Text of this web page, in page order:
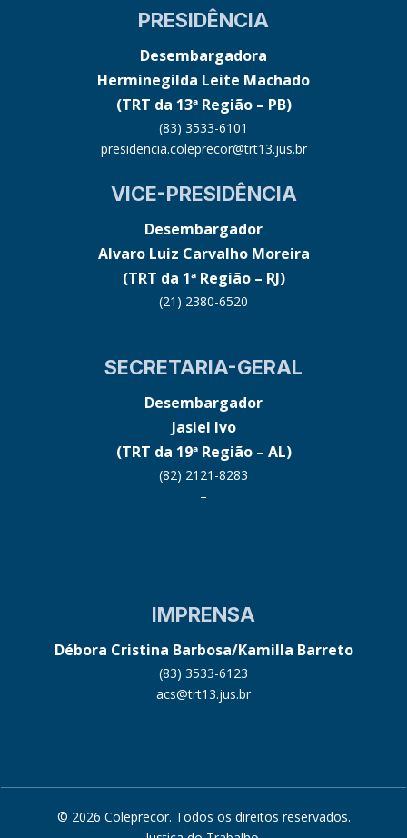
PRESIDÊNCIA
Desembargadora
Herminegilda Leite Machado
(TRT da 13ª Região – PB)
(83) 3533-6101
presidencia.coleprecor@trt13.jus.br
VICE-PRESIDÊNCIA
Desembargador
Alvaro Luiz Carvalho Moreira
(TRT da 1ª Região – RJ)
(21) 2380-6520
–
SECRETARIA-GERAL
Desembargador
Jasiel Ivo
(TRT da 19ª Região – AL)
(82) 2121-8283
–
IMPRENSA
Débora Cristina Barbosa/Kamilla Barreto
(83) 3533-6123
acs@trt13.jus.br
© 2026 Coleprecor. Todos os direitos reservados.